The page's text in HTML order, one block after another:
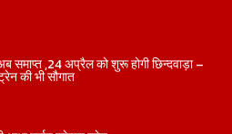
समाप्त ,24 अप्रैल को शुरू होगी छिन्दवाड़ा –
की भी सौगात